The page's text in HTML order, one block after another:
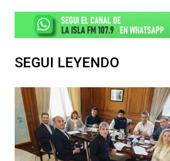
SEGUI LEYENDO